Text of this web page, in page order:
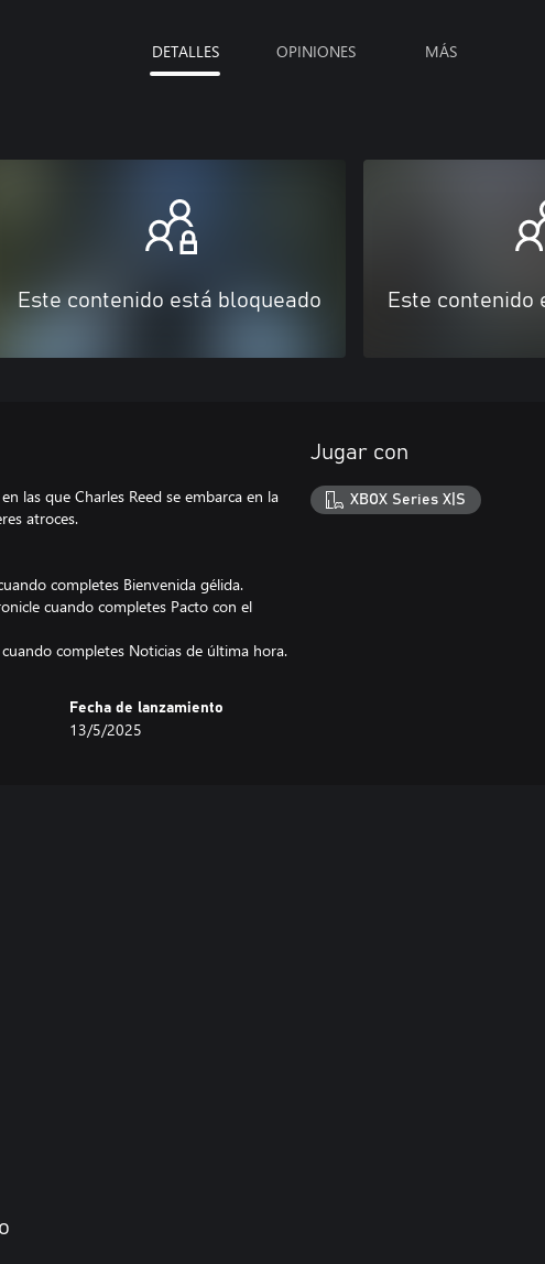
DETALLES OPINIONES MÁS
Este contenido está bloqueado Este contenido
las que Charles Reed se embarca en la
atroces.
completes Bienvenida gélida.
cuando completes Pacto con el
completes Noticias de última hora.
Fecha de lanzamiento
13/5/2025
Jugar con
XBOX Series X|S